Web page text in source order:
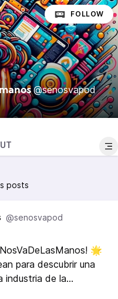
@senosvapod
FOLLOW
posts
@senosvapod
🌟
para descubrir una
industria de la
reparar tu lavadora,